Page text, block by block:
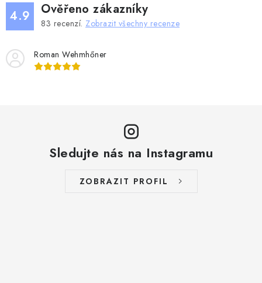
4.9 Ověřeno zákazníky
83 recenzí. Zobrazit všechny recenze
Roman Wehmhőner
Sledujte nás na Instagramu
ZOBRAZIT PROFIL